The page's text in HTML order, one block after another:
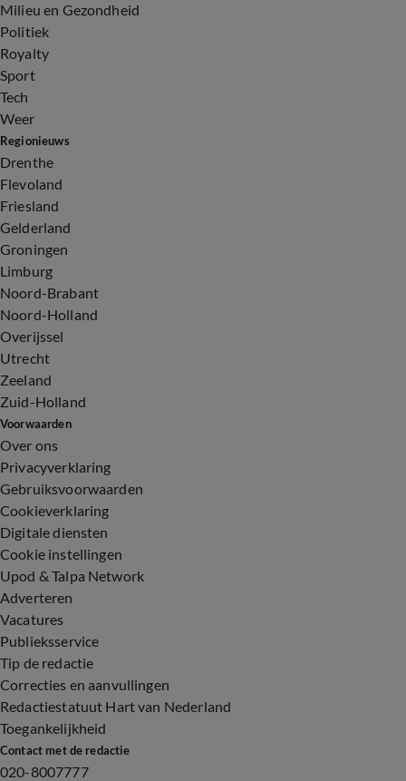
Milieu en Gezondheid
Politiek
Royalty
Sport
Tech
Weer
Regionieuws
Drenthe
Flevoland
Friesland
Gelderland
Groningen
Limburg
Noord-Brabant
Noord-Holland
Overijssel
Utrecht
Zeeland
Zuid-Holland
Voorwaarden
Over ons
Privacyverklaring
Gebruiksvoorwaarden
Cookieverklaring
Digitale diensten
Cookie instellingen
Upod & Talpa Network
Adverteren
Vacatures
Publieksservice
Tip de redactie
Correcties en aanvullingen
Redactiestatuut Hart van Nederland
Toegankelijkheid
Contact met de redactie
020-8007777